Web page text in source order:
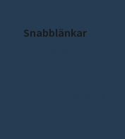
Snabblänkar